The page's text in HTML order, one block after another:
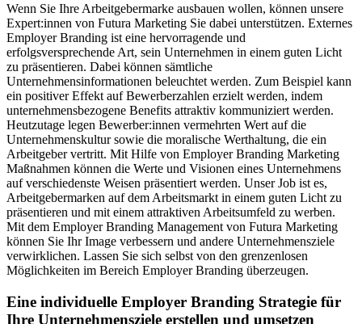
Wenn Sie Ihre Arbeitgebermarke ausbauen wollen, können unsere
Expert:innen von Futura Marketing Sie dabei unterstützen. Externes
Employer Branding ist eine hervorragende und
erfolgsversprechende Art, sein Unternehmen in einem guten Licht
zu präsentieren. Dabei können sämtliche
Unternehmensinformationen beleuchtet werden. Zum Beispiel kann
ein positiver Effekt auf Bewerberzahlen erzielt werden, indem
unternehmensbezogene Benefits attraktiv kommuniziert werden.
Heutzutage legen Bewerber:innen vermehrten Wert auf die
Unternehmenskultur sowie die moralische Werthaltung, die ein
Arbeitgeber vertritt. Mit Hilfe von Employer Branding Marketing
Maßnahmen können die Werte und Visionen eines Unternehmens
auf verschiedenste Weisen präsentiert werden. Unser Job ist es,
Arbeitgebermarken auf dem Arbeitsmarkt in einem guten Licht zu
präsentieren und mit einem attraktiven Arbeitsumfeld zu werben.
Mit dem Employer Branding Management von Futura Marketing
können Sie Ihr Image verbessern und andere Unternehmensziele
verwirklichen. Lassen Sie sich selbst von den grenzenlosen
Möglichkeiten im Bereich Employer Branding überzeugen.
Eine individuelle Employer Branding Strategie für
Ihre Unternehmensziele erstellen und umsetzen